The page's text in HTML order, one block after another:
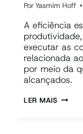
Por Yasmim Hoff
A eficiência
executar as
relacionada
por meio da
alcançados.
LER MAIS